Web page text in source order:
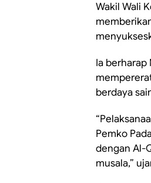
Wakil Wali
Ia berharap
berdaya
Pemko
dengan Al-
musala,”